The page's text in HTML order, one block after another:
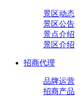
景区动态
景区公告
景点介绍
景区介绍
招商代理
品牌运营
招商产品